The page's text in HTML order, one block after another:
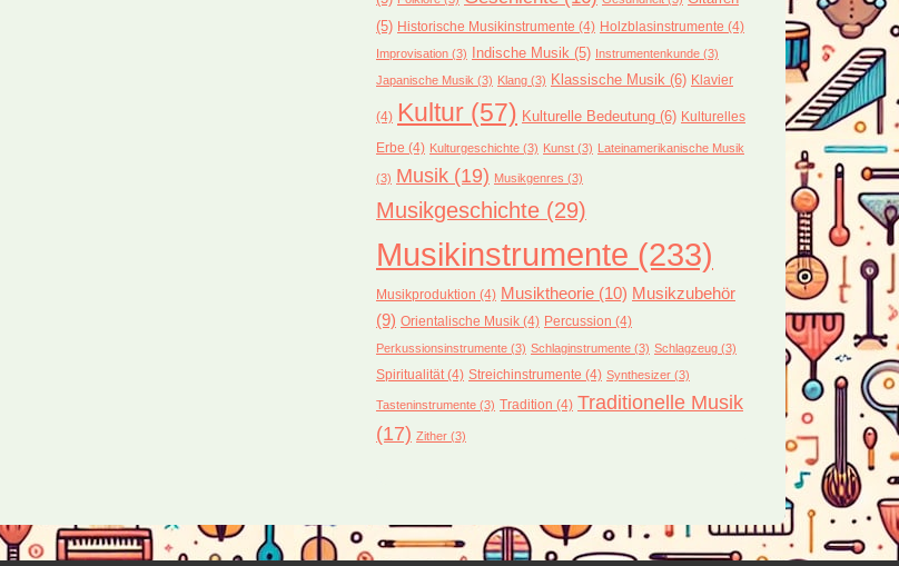
(5) Historische Musikinstrumente (4) Holzblasinstrumente (4)
Improvisation (3) Indische Musik (5) Instrumentenkunde (3)
Japanische Musik (3) Klang (3) Klassische Musik (6) Klavier
(4) Kultur (57) Kulturelle Bedeutung (6) Kulturelles
Erbe (4) Kulturgeschichte (3) Kunst (3) Lateinamerikanische Musik
(3) Musik (19) Musikgenres (3)
Musikgeschichte (29)
Musikinstrumente (233)
Musikproduktion (4) Musiktheorie (10) Musikzubehör
(9) Orientalische Musik (4) Percussion (4)
Perkussionsinstrumente (3) Schlaginstrumente (3) Schlagzeug (3)
Spiritualität (4) Streichinstrumente (4) Synthesizer (3)
Tasteninstrumente (3) Tradition (4) Traditionelle Musik
(17) Zither (3)